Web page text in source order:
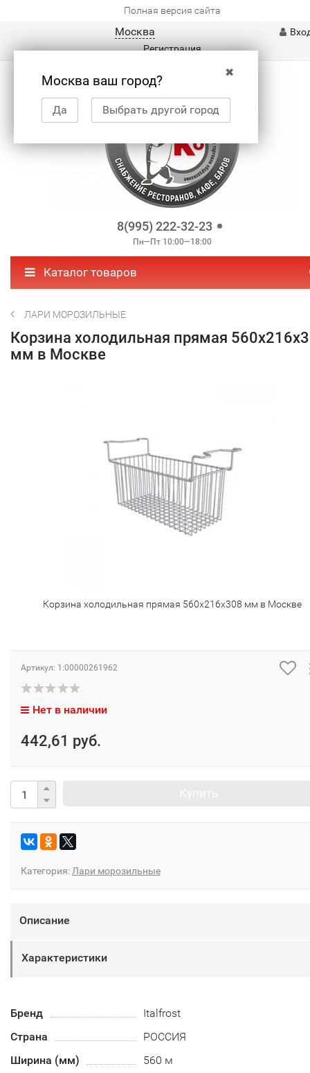
Полная версия сайта
Москва
✖
Москва ваш город?
Да Выбрать другой город
Регистрация
8(995) 222-32-23
Пн—Пт 10:00—18:00
Каталог товаров
ЛАРИ МОРОЗИЛЬНЫЕ
Корзина холодильная прямая
мм в Москве
Корзина холодильная прямая 560х216х308 мм в Москве
Артикул: 1:00000261962
Нет в наличии
442,61 руб.
Категория: Лари морозильные
Описание
Характеристики
Бренд
Italfrost
Страна
РОССИЯ
Ширина (мм)
560 м